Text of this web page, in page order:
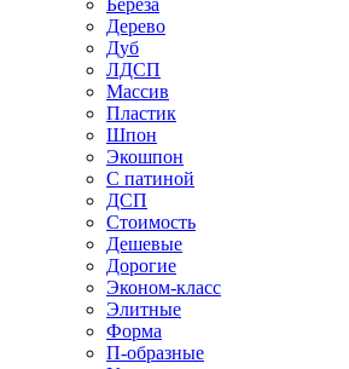
Береза
Дерево
Дуб
ЛДСП
Массив
Пластик
Шпон
Экошпон
С патиной
ДСП
Стоимость
Дешевые
Дорогие
Эконом-класс
Элитные
Форма
П-образные